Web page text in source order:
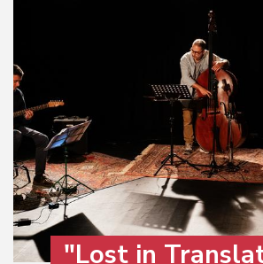
"Lost in